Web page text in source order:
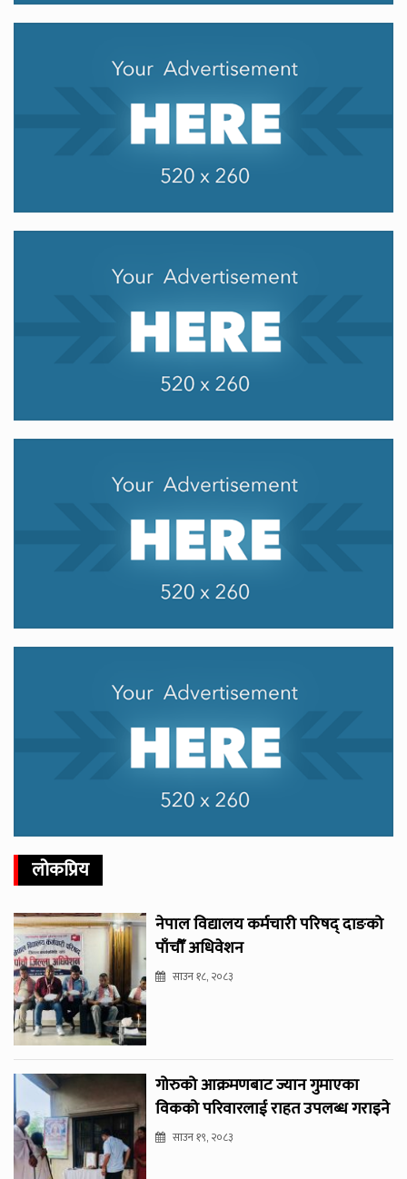
लोकप्रिय
नेपाल विद्यालय कर्मचारी परिषद् दाङको
पाँचौँ अधिवेशन
साउन १८, २०८३
गोरुको आक्रमणबाट ज्यान गुमाएका
विकको परिवारलाई राहत उपलब्ध गराइने
साउन १९, २०८३